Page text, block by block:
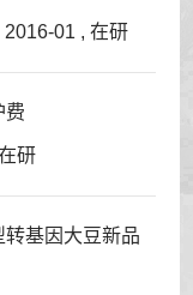
01 , 在研
费
研
转基因大豆新品